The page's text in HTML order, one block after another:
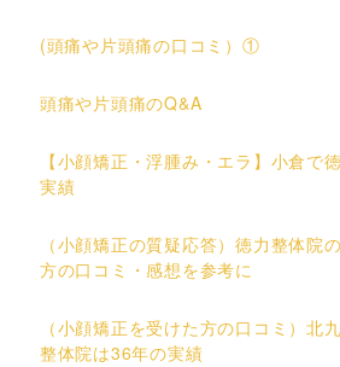
(頭痛や片頭痛の口コミ）①
頭痛や片頭痛のQ&A
【小顔矯正・浮腫み・エラ】小倉で
実績
（小顔矯正の質疑応答）徳力整体院
方の口コミ・感想を参考に
（小顔矯正を受けた方の口コミ）北
整体院は36年の実績